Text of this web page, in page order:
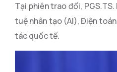
Tại phiên trao đổi,
tuệ nhân tạo (AI), Điện
tác quốc tế.